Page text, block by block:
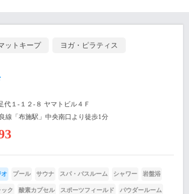
ットキープ ヨガ・ピラティス
代１-１２-８ ヤマトビル４Ｆ
線「布施駅」中央南口より徒歩1分
オ プール サウナ スパ・バスルーム シャワー 岩盤浴
ク 酸素カプセル スポーツフィールド パウダールーム